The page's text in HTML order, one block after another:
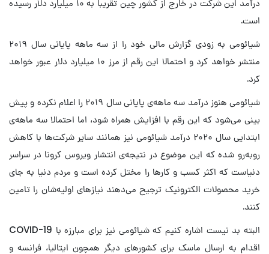
درآمد این شرکت در خارج از کشور چین تقریبا به ۱۰ میلیارد دلار رسیده
است.
شیائومی به زودی گزارش مالی خود را از سه ماهه پایانی سال ۲۰۱۹
منتشر خواهد کرد و احتمالا این رقم از مرز ۱۰ میلیارد دلار عبور خواهد
کرد.
شیائومی هنوز درآمد سه ماهه‌ی پایانی سال ۲۰۱۹ را اعلام نکرده و پیش
بینی می‌شود که این رقم با افزایش همراه شود، اما احتمالا سه ماهه‌ی
ابتدایی سال ۲۰۲۰ درآمد شیائومی نیز همانند سایر شرکت‌ها با کاهش
روبه‌رو شده که این موضوع در نتیجه‌ی انتشار ویروس کرونا در سراسر
دنیاست که اکثر کسب و کارها را مختل کرده است و مردم دنیا به جای
خرید محصولات الکترونیک ترجیح می‌دهند نیازهای اولیه‌شان را تامین
کنند.
البته بد نیست اشاره کنیم که شیائومی نیز برای مبارزه با COVID-19
اقدام به ارسال ماسک برای کشورهای دیگر همچون ایتالیا، فرانسه و